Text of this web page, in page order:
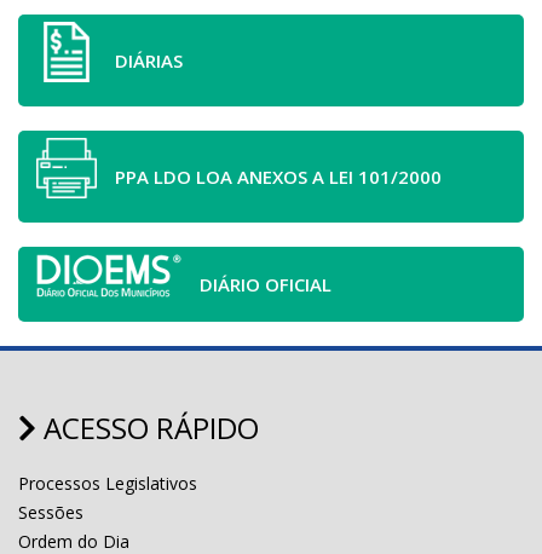
DIÁRIAS
PPA LDO LOA ANEXOS A LEI 101/2000
DIÁRIO OFICIAL
ACESSO RÁPIDO
Processos Legislativos
Sessões
Ordem do Dia